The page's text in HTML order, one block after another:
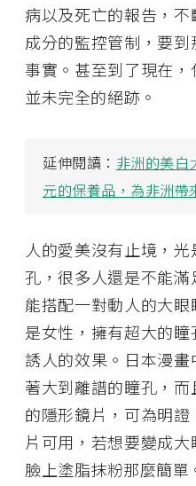
病以及死亡的報告，
成分的監控管制，要
事實。甚至到了現在
並未完全的絕跡。
延伸閱讀： 非洲的美
元的保養品，為非洲帶
人的愛美沒有止境，
孔，很多人還是不能
能搭配一對動人的大
是女性，擁有超大的
誘人的效果。日本漫
著大到離譜的瞳孔，
的隱形鏡片，可為明
片可用，若想要變成
臉上塗脂抹粉那麼簡單